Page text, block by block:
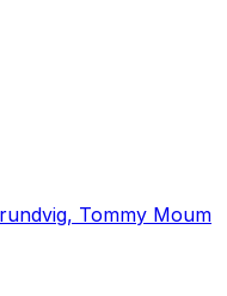
Tommy Moum